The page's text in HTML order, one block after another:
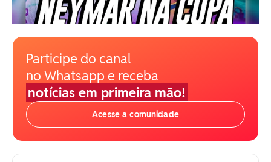
Participe do canal
no Whatsapp e receba
notícias em primeira mão!
Acesse a comunidade